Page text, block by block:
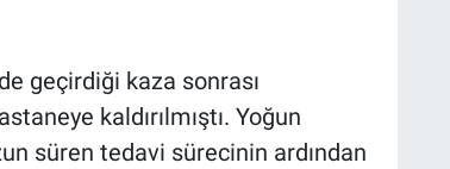
geçirdiği kaza sonrası
kaldırılmıştı. Yoğun
süren tedavi sürecinin ardından